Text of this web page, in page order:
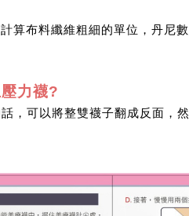
算布料纖維粗細的單位，丹尼
力襪?
，可以將整雙襪子翻成反面，